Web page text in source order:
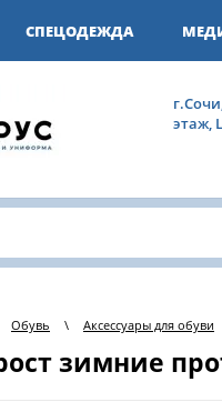
СПЕЦОДЕЖДА
этаж,
Обувь \ Аксессуары для обуви
зимние